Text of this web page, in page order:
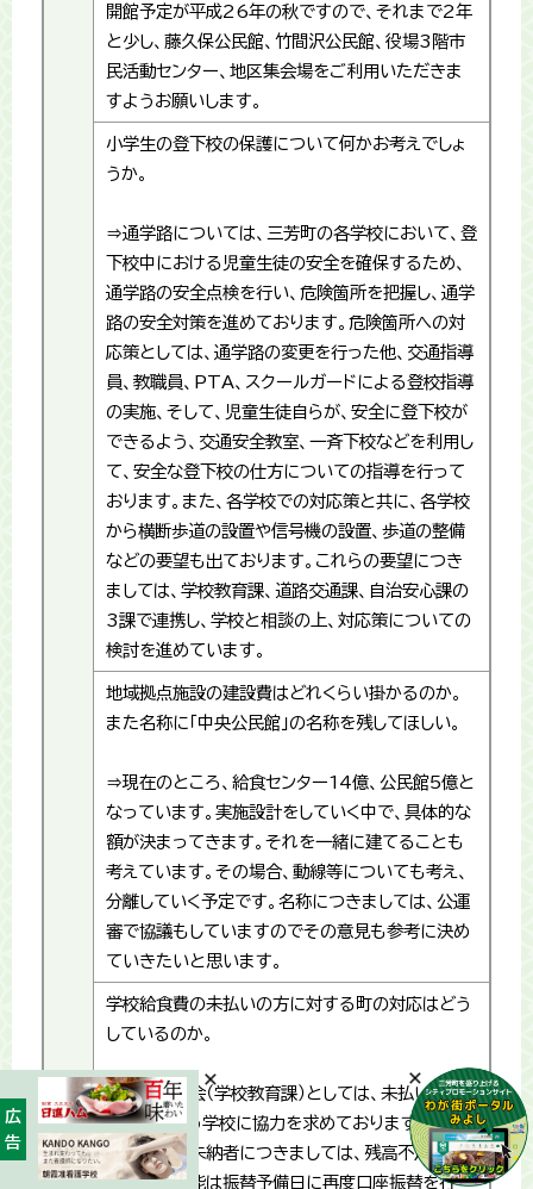
開館予定が平成26年の秋ですので、それまで2年
と少し、藤久保公民館、竹間沢公民館、役場3階市
民活動センター、地区集会場をご利用いただきま
すようお願いします。
小学生の登下校の保護について何かお考えでしょ
うか。
⇒通学路については、三芳町の各学校において、登
下校中における児童生徒の安全を確保するため、
通学路の安全点検を行い、危険箇所を把握し、通学
路の安全対策を進めております。危険箇所への対
応策としては、通学路の変更を行った他、交通指導
員、教職員、PTA、スクールガードによる登校指導
の実施、そして、児童生徒自らが、安全に登下校が
できるよう、交通安全教室、一斉下校などを利用し
て、安全な登下校の仕方についての指導を行って
おります。また、各学校での対応策と共に、各学校
から横断歩道の設置や信号機の設置、歩道の整備
などの要望も出ております。これらの要望につき
ましては、学校教育課、道路交通課、自治安心課の
3課で連携し、学校と相談の上、対応策についての
検討を進めています。
地域拠点施設の建設費はどれくらい掛かるのか。
また名称に「中央公民館」の名称を残してほしい。
⇒現在のところ、給食センター14億、公民館5億と
なっています。実施設計をしていく中で、具体的な
額が決まってきます。それを一緒に建てることも
考えています。その場合、動線等についても考え、
分離していく予定です。名称につきましては、公運
審で協議もしていますのでその意見も参考に決め
ていきたいと思います。
学校給食費の未払いの方に対する町の対応はどう
しているのか。
⇒教育委員会（学校教育課）としては、未払いが少
なくなるよう学校に協力を求めております。口座
振替による未納者につきましては、残高不足等に
よる振替不能は振替予備日に再度口座振替を行
広告